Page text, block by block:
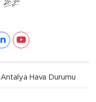
Antalya Hava Durumu